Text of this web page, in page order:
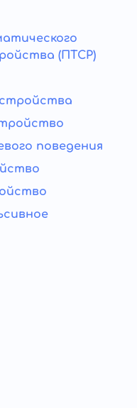
(ПТСР)
поведения